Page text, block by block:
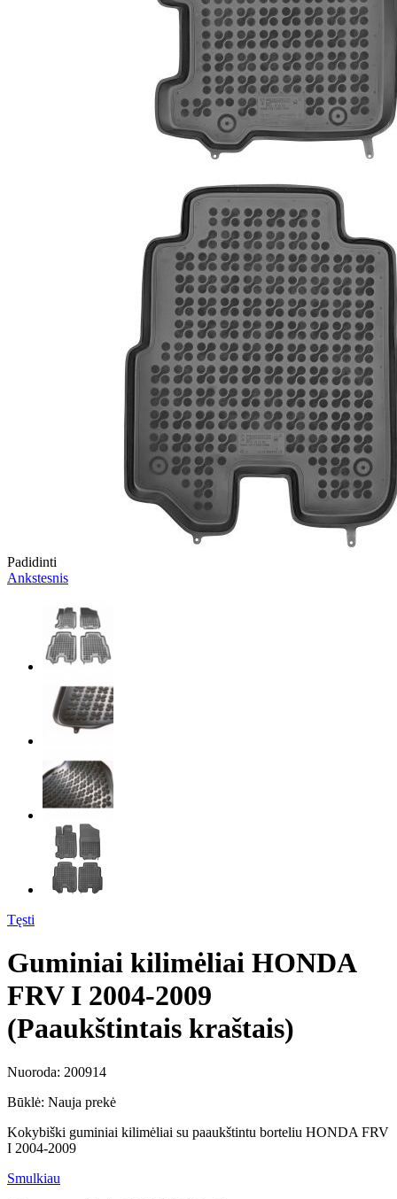
Padidinti
Ankstesnis
Tęsti
Guminiai kilimėliai HONDA
FRV I 2004-2009
(Paaukštintais kraštais)
Nuoroda: 200914
Būklė: Nauja prekė
Kokybiški guminiai kilimėliai su paaukštintu borteliu HONDA FRV
I 2004-2009
Smulkiau